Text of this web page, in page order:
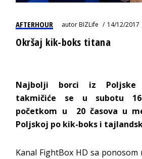
AFTERHOUR autorBIZLife 14/12/2017
Okršaj kik-boks titana
Najbolji borci iz Poljske
takmičiće se u subotu
početkom u 20 časova u
Poljskoj po kik-boks i
Kanal FightBox HD sa